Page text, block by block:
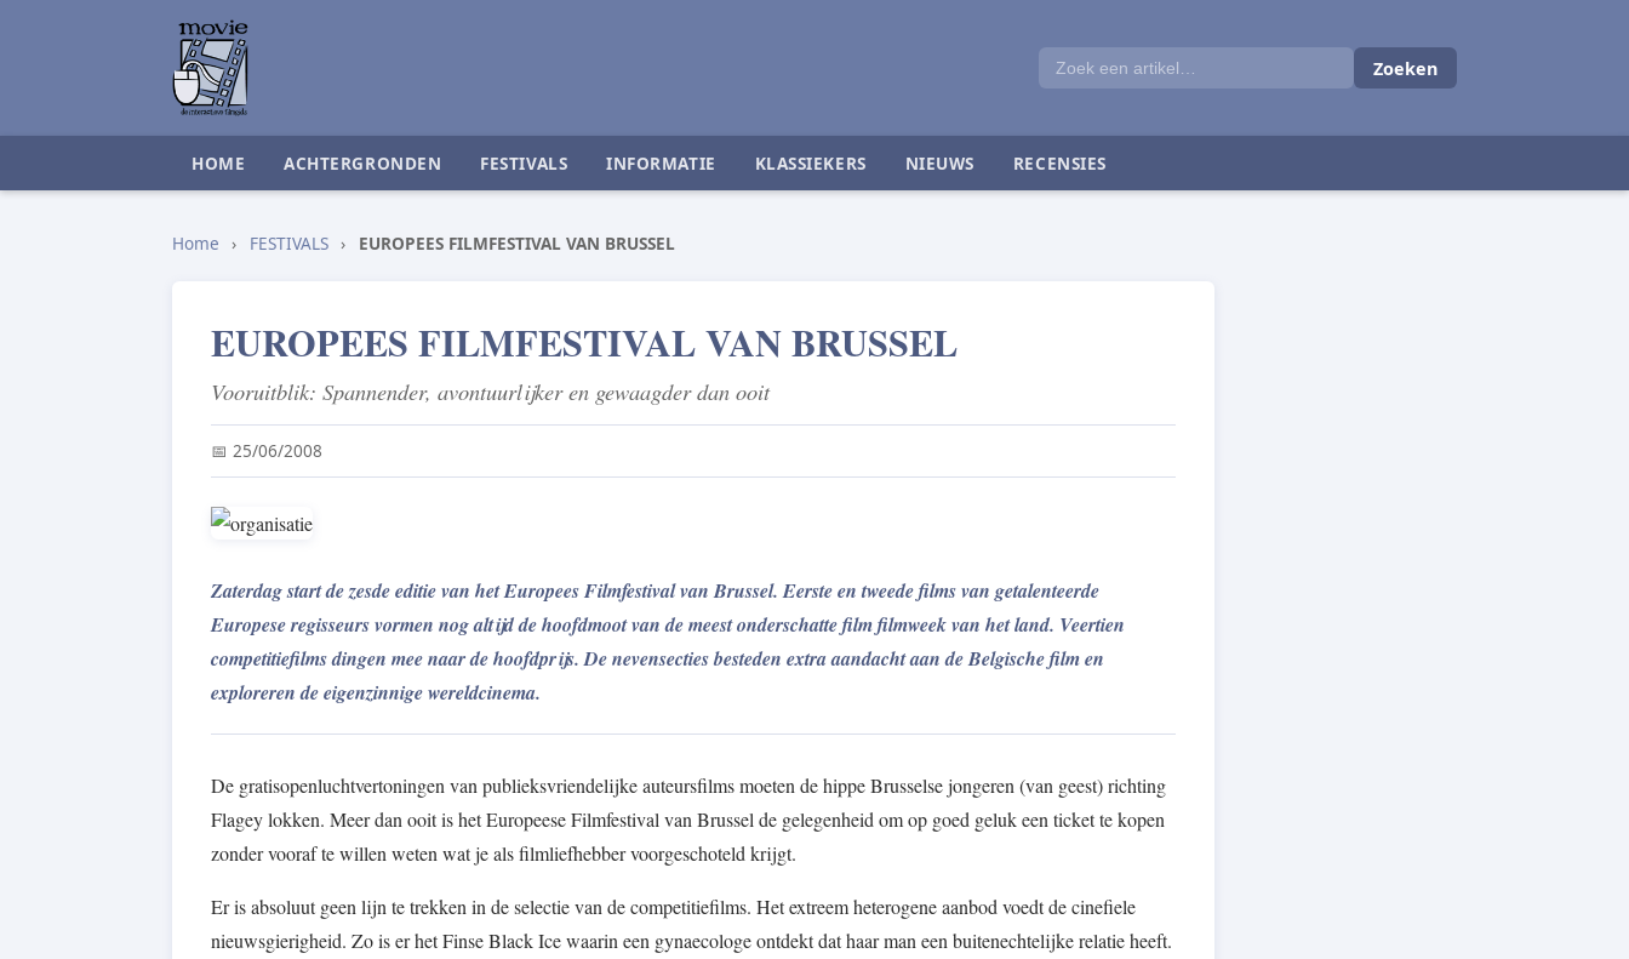
Zoeken
HOME ACHTERGRONDEN FESTIVALS INFORMATIE KLASSIEKERS NIEUWS RECENSIES
Home › FESTIVALS › EUROPEES FILMFESTIVAL VAN BRUSSEL
EUROPEES FILMFESTIVAL VAN BRUSSEL
Vooruitblik: Spannender, avontuurlijker en gewaagder dan ooit
📅 25/06/2008
Zaterdag start de zesde editie van het Europees Filmfestival van Brussel. Eerste en tweede films van getalenteerde
Europese regisseurs vormen nog altijd de hoofdmoot van de meest onderschatte film filmweek van het land. Veertien
competitiefilms dingen mee naar de hoofdprijs. De nevensecties besteden extra aandacht aan de Belgische film en
exploreren de eigenzinnige wereldcinema.
De gratisopenluchtvertoningen van publieksvriendelijke auteursfilms moeten de hippe Brusselse jongeren (van geest) richting
Flagey lokken. Meer dan ooit is het Europeese Filmfestival van Brussel de gelegenheid om op goed geluk een ticket te kopen
zonder vooraf te willen weten wat je als filmliefhebber voorgeschoteld krijgt.
Er is absoluut geen lijn te trekken in de selectie van de competitiefilms. Het extreem heterogene aanbod voedt de cinefiele
nieuwsgierigheid. Zo is er het Finse Black Ice waarin een gynaecologe ontdekt dat haar man een buitenechtelijke relatie heeft.